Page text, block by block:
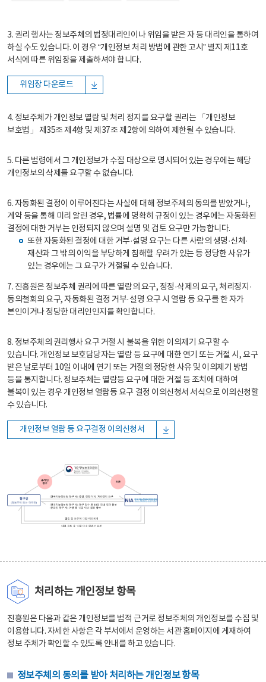
3. 권리 행사는 정보주체의 법정대리인이나 위임을 받은 자 등 대리인을 통하여
하실 수도 있습니다. 이 경우 “개인정보 처리 방법에 관한 고시” 별지 제11호
서식에 따른 위임장을 제출하셔야 합니다.
위임장 다운로드
4. 정보주체가 개인정보 열람 및 처리 정지를 요구할 권리는 「개인정보
보호법」 제35조 제4항 및 제37조 제2항에 의하여 제한될 수 있습니다.
5. 다른 법령에서 그 개인정보가 수집 대상으로 명시되어 있는 경우에는 해당
개인정보의 삭제를 요구할 수 없습니다.
6. 자동화된 결정이 이루어진다는 사실에 대해 정보주체의 동의를 받았거나,
계약 등을 통해 미리 알린 경우, 법률에 명확히 규정이 있는 경우에는 자동화된
결정에 대한 거부는 인정되지 않으며 설명 및 검토 요구만 가능합니다.
또한 자동화된 결정에 대한 거부·설명 요구는 다른 사람의 생명·신체·
재산과 그 밖의 이익을 부당하게 침해할 우려가 있는 등 정당한 사유가
있는 경우에는 그 요구가 거절될 수 있습니다.
7. 진흥원은 정보주체 권리에 따른 열람의 요구, 정정·삭제의 요구, 처리정지·
동의철회의 요구, 자동화된 결정 거부·설명 요구 시 열람 등 요구를 한 자가
본인이거나 정당한 대리인인지를 확인합니다.
8. 정보주체의 권리행사 요구 거절 시 불복을 위한 이의제기 요구할 수
있습니다. 개인정보 보호담당자는 열람 등 요구에 대한 연기 또는 거절 시, 요구
받은 날로부터 10일 이내에 연기 또는 거절의 정당한 사유 및 이의제기 방법
등을 통지합니다. 정보주체는 열람등 요구에 대한 거절 등 조치에 대하여
불복이 있는 경우 개인정보 열람등 요구 결정 이의신청서 서식으로 이의신청할
수 있습니다.
개인정보 열람 등 요구결정 이의신청서
처리하는 개인정보 항목
진흥원은 다음과 같은 개인정보를 법적 근거로 정보주체의 개인정보를 수집 및
이용합니다. 자세한 사항은 각 부서에서 운영하는 서관 홈페이지에 게재하여
정보 주체가 확인할 수 있도록 안내를 하고 있습니다.
정보주체의 동의를 받아 처리하는 개인정보 항목